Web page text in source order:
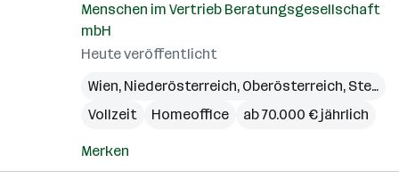
Menschen im Vertrieb Beratungsgesellschaft
mbH
Heute veröffentlicht
Wien, Niederösterreich, Oberösterreich, Steiermark
Vollzeit
Homeoffice ab 70.000 € jährlich
Merken